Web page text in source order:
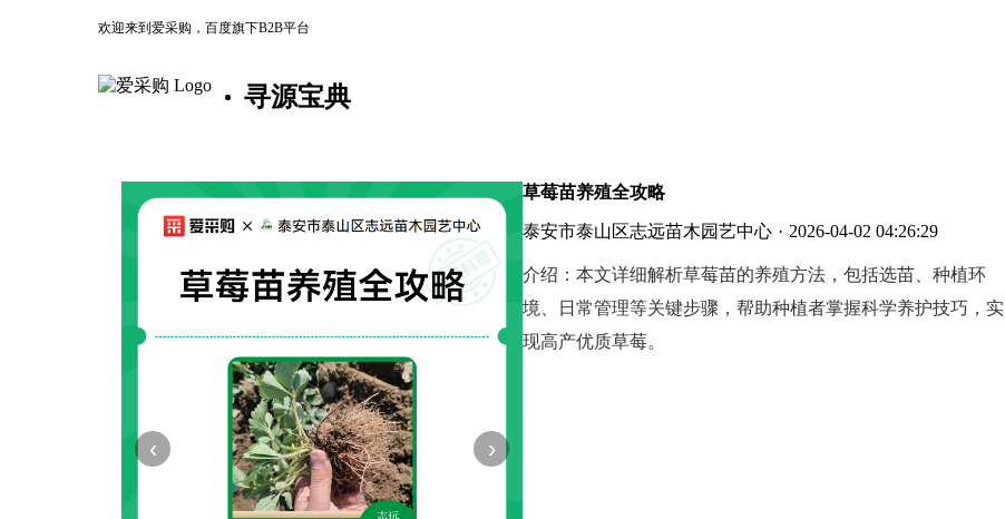
欢迎来到爱采购，百度旗下B2B平台
寻源宝典
‹ ›
草莓苗养殖全攻略
泰安市泰山区志远苗木园艺中心 · 2026-04-02 04:26:29
介绍： 本文详细解析草莓苗的养殖方法，包括选苗、种植环
境、日常管理等关键步骤，帮助种植者掌握科学养护技巧，实
现高产优质草莓。